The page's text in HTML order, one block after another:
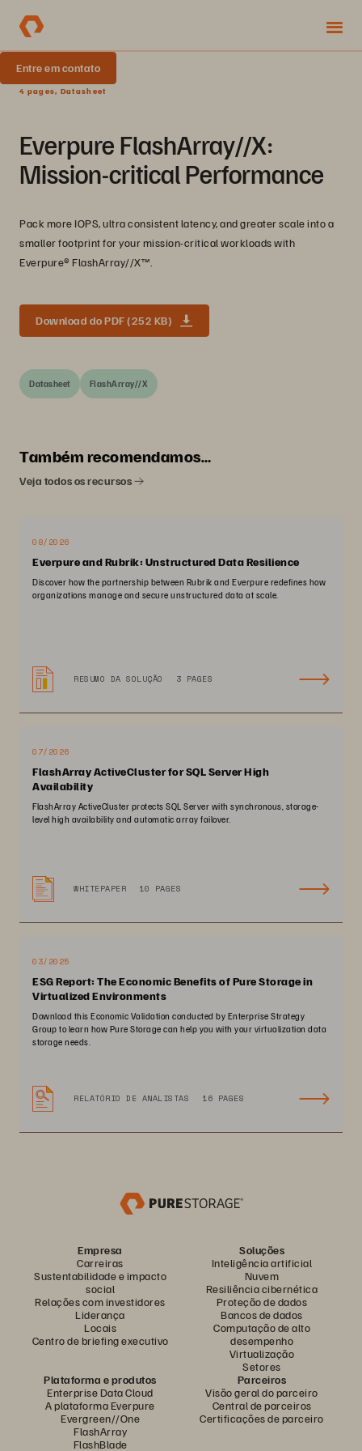
Entre em contato
4 pages, Datasheet
Everpure FlashArray//X:
Mission-critical Performance
Pack more IOPS, ultra consistent latency, and greater scale into a
smaller footprint for your mission-critical workloads with
Everpure®️ FlashArray//X™️.
Download do PDF (252 KB)
Datasheet FlashArray//X
Também recomendamos…
Veja todos os recursos
08/2026
Everpure and Rubrik: Unstructured Data Resilience
Discover how the partnership between Rubrik and Everpure redefines how
organizations manage and secure unstructured data at scale.
RESUMO DA SOLUÇÃO 3 PAGES
07/2026
FlashArray ActiveCluster for SQL Server High
Availability
FlashArray ActiveCluster protects SQL Server with synchronous, storage-
level high availability and automatic array failover.
WHITEPAPER 10 PAGES
03/2025
ESG Report: The Economic Benefits of Pure Storage in
Virtualized Environments
Download this Economic Validation conducted by Enterprise Strategy
Group to learn how Pure Storage can help you with your virtualization data
storage needs.
RELATÓRIO DE ANALISTAS 16 PAGES
Empresa
Carreiras
Sustentabilidade e impacto
social
Relações com investidores
Liderança
Locais
Centro de briefing executivo
Soluções
Inteligência artificial
Nuvem
Resiliência cibernética
Proteção de dados
Bancos de dados
Computação de alto
desempenho
Virtualização
Setores
Plataforma e produtos
Enterprise Data Cloud
A plataforma Everpure
Evergreen//One
FlashArray
FlashBlade
Parceiros
Visão geral do parceiro
Central de parceiros
Certificações de parceiro